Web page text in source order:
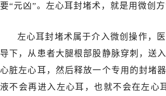
要“元凶”。左心耳封堵术，就是用微创
左心耳封堵术属于介入微创操作，
导下，从患者大腿根部股静脉穿刺，送
心脏左心耳，然后释放一个专用的封堵
液不会再进入左心耳，也就不会在左心